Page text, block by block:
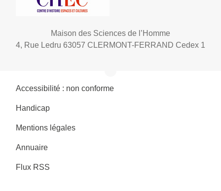
Maison des Sciences de l’Homme
4, Rue Ledru 63057 CLERMONT-FERRAND Cedex 1
Accessibilité : non conforme
Handicap
Mentions légales
Annuaire
Flux RSS